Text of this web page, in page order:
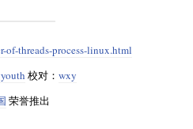
of-threads-process-linux.html
校对： wxy
荣誉推出